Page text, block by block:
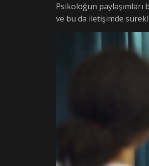
Psikoloğun
ve bu da iletişimde